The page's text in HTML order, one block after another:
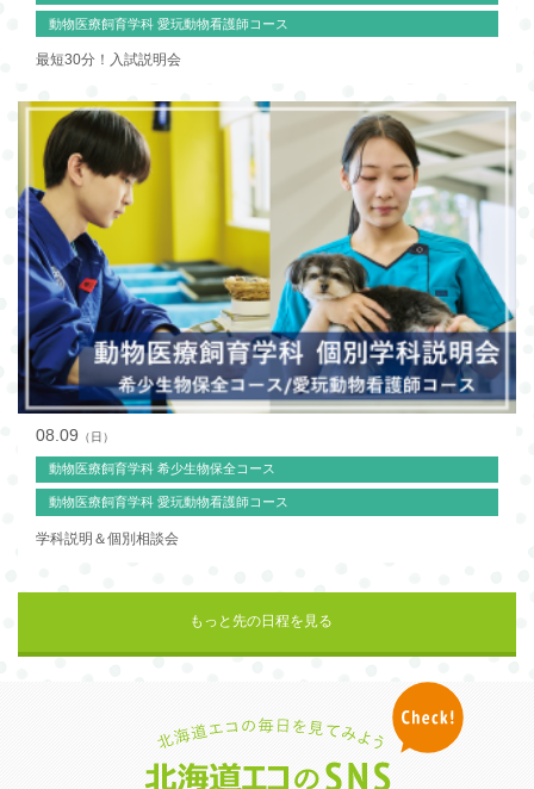
動物医療飼育学科 愛玩動物看護師コース
最短30分！入試説明会
08.09 （日）
動物医療飼育学科 希少生物保全コース
動物医療飼育学科 愛玩動物看護師コース
学科説明＆個別相談会
もっと先の日程を見る